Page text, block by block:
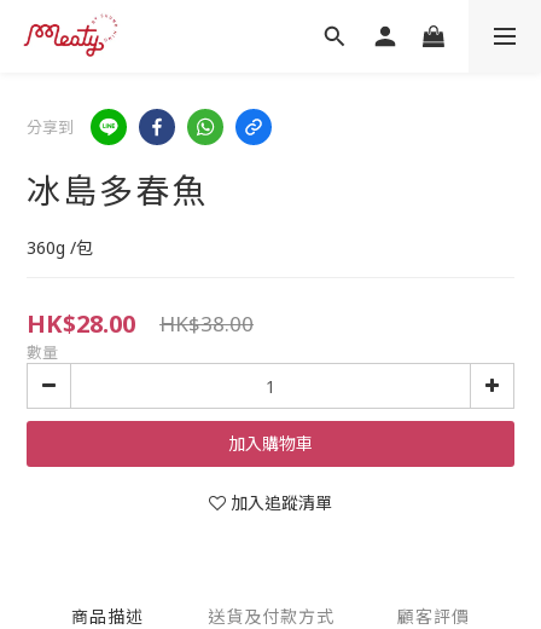
分享到
冰島多春魚
360g /包
HK$28.00 HK$38.00
數量
加入購物車
加入追蹤清單
商品描述 送貨及付款方式 顧客評價